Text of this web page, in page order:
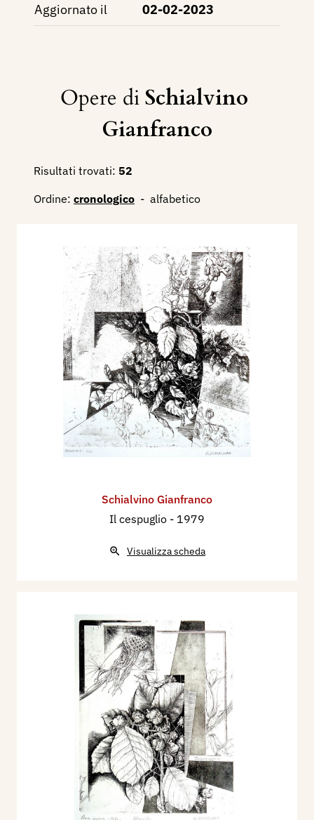
Aggiornato il
02-02-2023
Opere diSchialvino ​
Gianfranco
Risultati trovati: 52
Ordine: cronologico - alfabetico
Schialvino ​Gianfranco
Il cespuglio - 1979
Visualizza scheda